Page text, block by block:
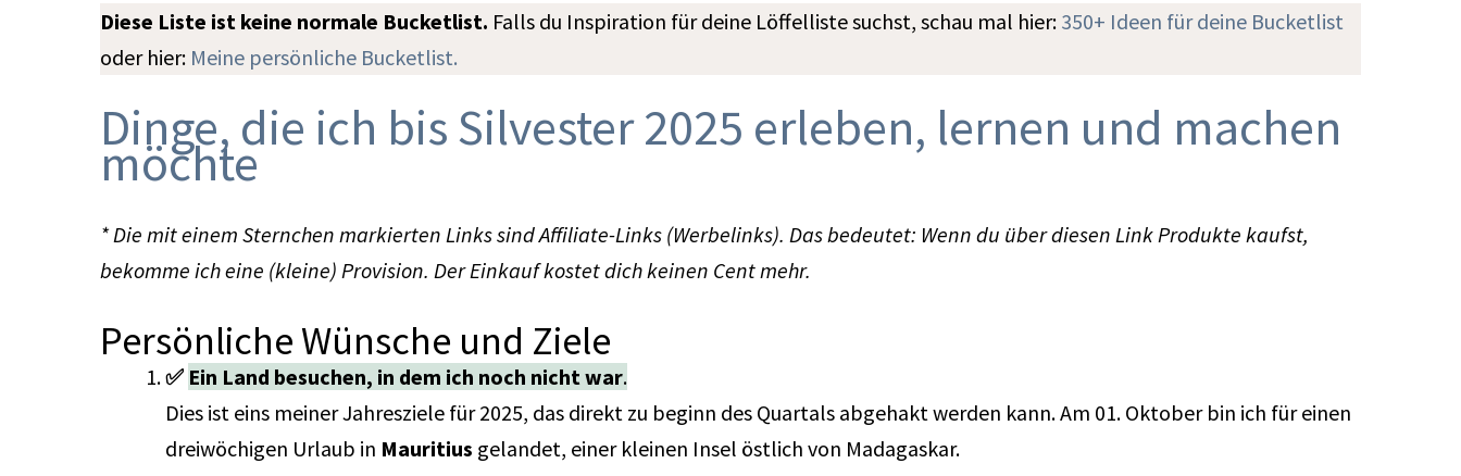
Diese Liste ist keine normale Bucketlist. Falls du Inspiration für deine Löffelliste suchst, schau mal hier: 350+ Ideen für deine Bucketlist
oder hier: Meine persönliche Bucketlist.
Dinge, die ich bis Silvester 2025 erleben, lernen und machen
möchte
* Die mit einem Sternchen markierten Links sind Affiliate-Links (Werbelinks). Das bedeutet: Wenn du über diesen Link Produkte kaufst,
bekomme ich eine (kleine) Provision. Der Einkauf kostet dich keinen Cent mehr.
Persönliche Wünsche und Ziele
✅ Ein Land besuchen, in dem ich noch nicht war.
Dies ist eins meiner Jahresziele für 2025, das direkt zu beginn des Quartals abgehakt werden kann. Am 01. Oktober bin ich für einen
dreiwöchigen Urlaub in Mauritius gelandet, einer kleinen Insel östlich von Madagaskar.